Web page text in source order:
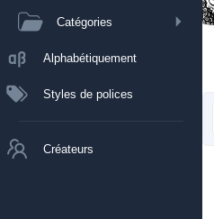
Catégories
Alphabétiquement
Styles de polices
Créateurs